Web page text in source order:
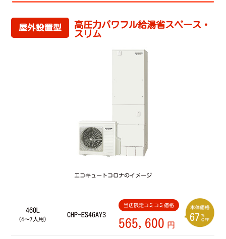
屋外設置型
高圧力パワフル給湯省スペース・
スリム
エコキュートコロナのイメージ
460L
（4～7人用）
CHP-ES46AY3
当店限定コミコミ価格
565,600 円
67